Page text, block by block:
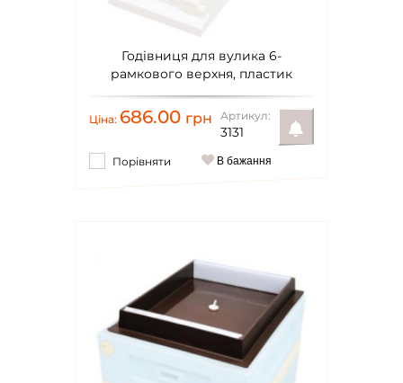
Годівниця для вулика 6-
рамкового верхня, пластик
Ціна: 686.00 грн Артикул:
3131
Порівняти В бажання